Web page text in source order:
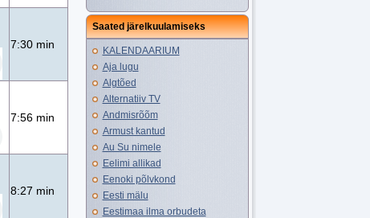
7:30 min
7:56 min
8:27 min
Saated järelkuulamiseks
KALENDAARIUM
Aja lugu
Algtõed
Alternatiiv TV
Andmisrõõm
Armust kantud
Au Su nimele
Eelimi allikad
Eenoki põlvkond
Eesti mälu
Eestimaa ilma orbudeta